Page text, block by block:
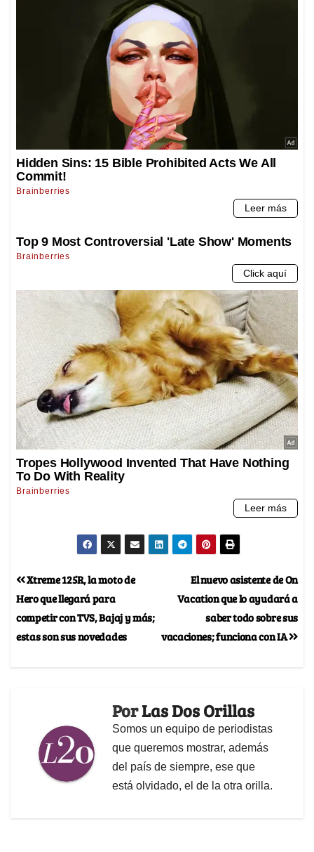
El nuevo asistente de On
Vacation que lo ayudará a
saber todo sobre sus
vacaciones; funciona con IA
Xtreme 125R, la moto de
Hero que llegará para
competir con TVS, Bajaj y más;
estas son sus novedades
PorLas Dos Orillas
Somos un equipo de periodistas
que queremos mostrar, además
del país de siempre, ese que
está olvidado, el de la otra orilla.